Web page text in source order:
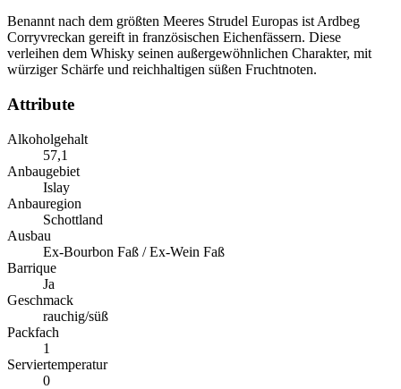
Benannt nach dem größten Meeres Strudel Europas ist Ardbeg
Corryvreckan gereift in französischen Eichenfässern. Diese
verleihen dem Whisky seinen außergewöhnlichen Charakter, mit
würziger Schärfe und reichhaltigen süßen Fruchtnoten.
Attribute
Alkoholgehalt
57,1
Anbaugebiet
Islay
Anbauregion
Schottland
Ausbau
Ex-Bourbon Faß / Ex-Wein Faß
Barrique
Ja
Geschmack
rauchig/süß
Packfach
1
Serviertemperatur
0